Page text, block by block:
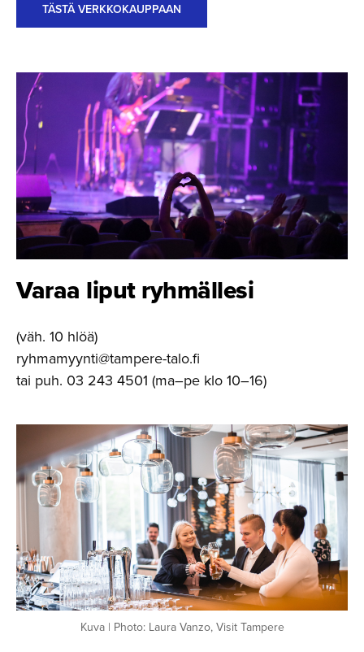
TÄSTÄ VERKKOKAUPPAAN
Varaa liput ryhmällesi
(väh. 10 hlöä)
ryhmamyynti@tampere-talo.fi
tai puh. 03 243 4501 (ma–pe klo 10–16)
Kuva | Photo: Laura Vanzo, Visit Tampere